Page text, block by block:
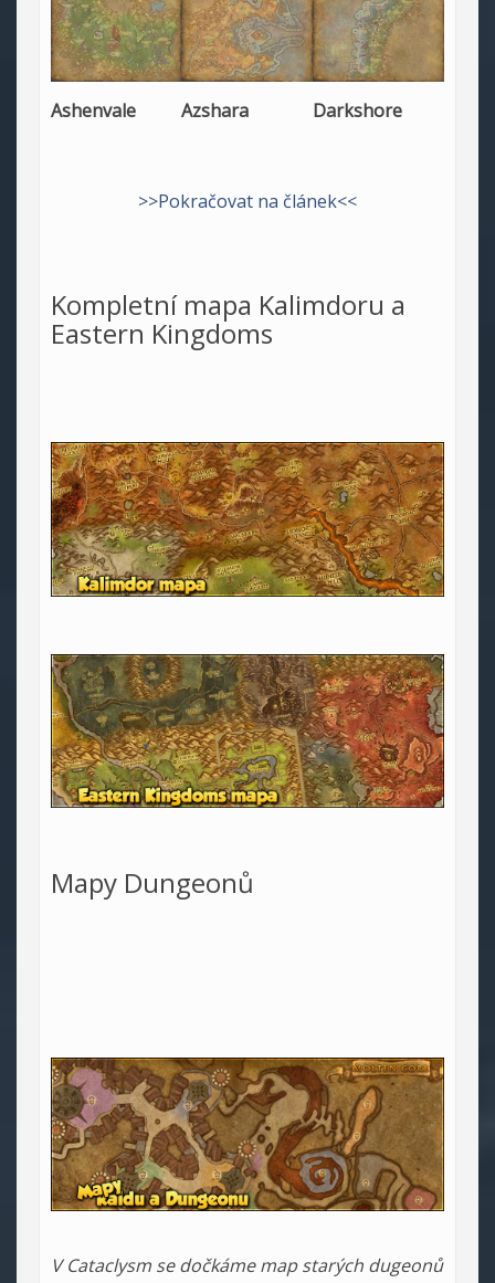
Ashenvale Azshara Darkshore
>>Pokračovat na článek<<
Kompletní mapa Kalimdoru a
Eastern Kingdoms
Mapy Dungeonů
V Cataclysm se dočkáme map starých dugeonů